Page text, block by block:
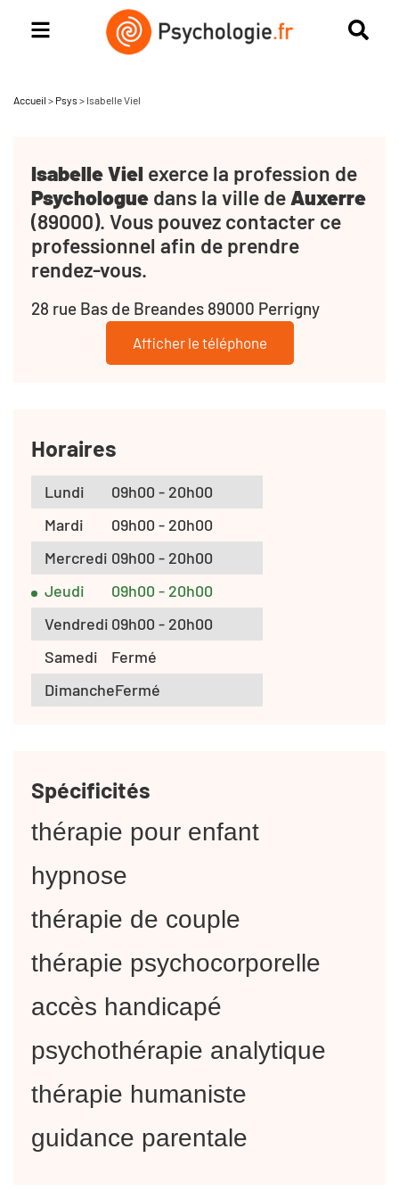
Accueil > Psys > Isabelle Viel
Isabelle Viel exerce la profession de
Psychologue dans la ville deAuxerre
(89000). Vous pouvez contacter ce
professionnel afin de prendre
rendez-vous.
28 rue Bas de Breandes 89000 Perrigny
Afficher le téléphone
Horaires
Lundi
09h00 - 20h00
Mardi
09h00 - 20h00
Mercredi 09h00 - 20h00
Jeudi
09h00 - 20h00
Vendredi 09h00 - 20h00
Samedi
Fermé
DimancheFermé
Spécificités
thérapie pour enfant
hypnose
thérapie de couple
thérapie psychocorporelle
accès handicapé
psychothérapie analytique
thérapie humaniste
guidance parentale